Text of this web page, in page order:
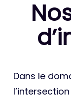
Dans le